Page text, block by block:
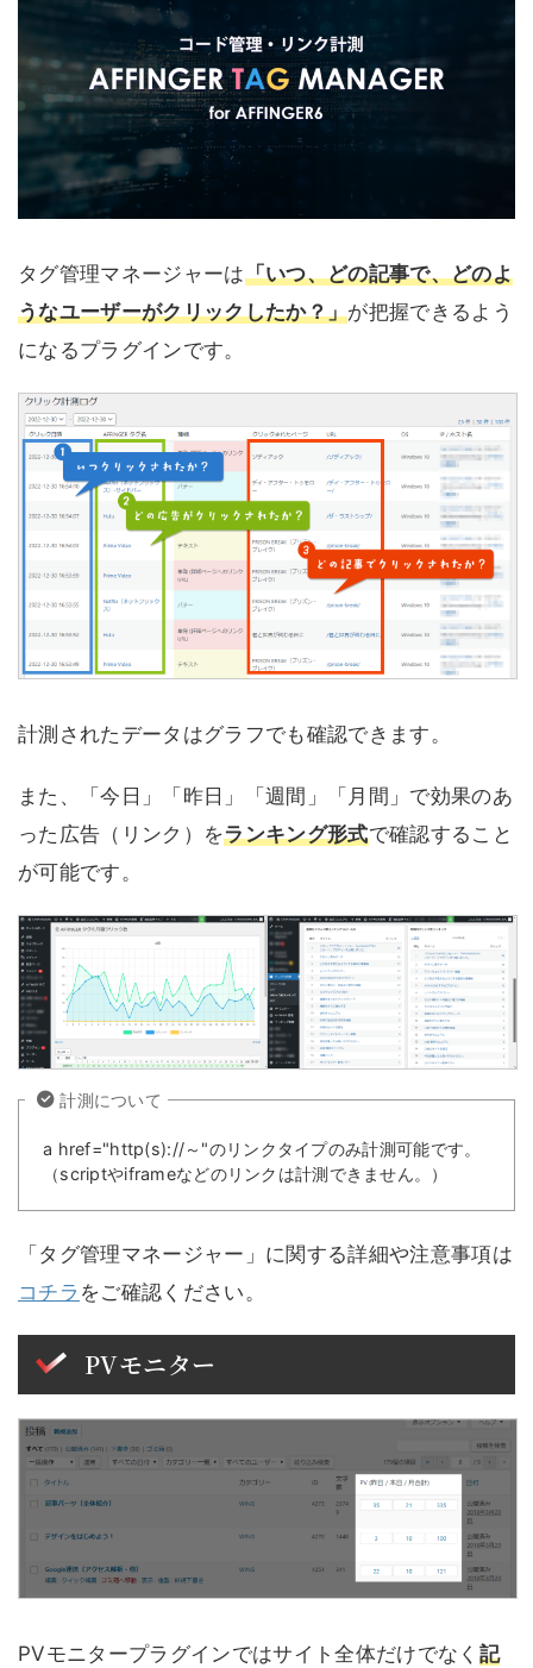
タグ管理マネージャーは「いつ、どの記事で、どのよ
うなユーザーがクリックしたか？」が把握できるよう
になるプラグインです。
計測されたデータはグラフでも確認できます。
また、「今日」「昨日」「週間」「月間」で効果のあ
った広告（リンク）をランキング形式で確認すること
が可能です。
計測について
a href="http(s)://～"のリンクタイプのみ計測可能です。
（scriptやiframeなどのリンクは計測できません。）
「タグ管理マネージャー」に関する詳細や注意事項は
コチラ をご確認ください。
PVモニター
PVモニタープラグインではサイト全体だけでなく 記